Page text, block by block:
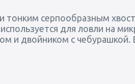
тонким серпообразным
для ловли на
и двойником с чебурашкой.